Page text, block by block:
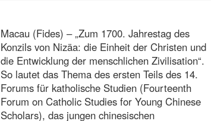
Macau (Fides) – „Zum 1700. Jahrestag des
Konzils von Nizäa: die Einheit der Christen und
die Entwicklung der menschlichen Zivilisation“.
So lautet das Thema des ersten Teils des 14.
Forums für katholische Studien (Fourteenth
Forum on Catholic Studies for Young Chinese
Scholars), das jungen chinesischen